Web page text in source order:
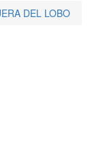
DEL LOBO